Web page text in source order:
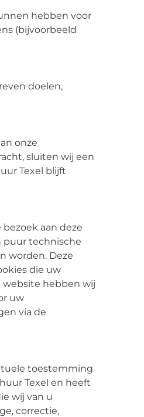
hebben voor
(bijvoorbeeld
doelen,
onze
sluiten wij een
Texel blijft
aan deze
puur technische
worden. Deze
die uw
website hebben wij
uw
via de
toestemming
Texel en heeft
wij van u
correctie,